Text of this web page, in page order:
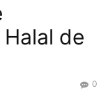
de
0